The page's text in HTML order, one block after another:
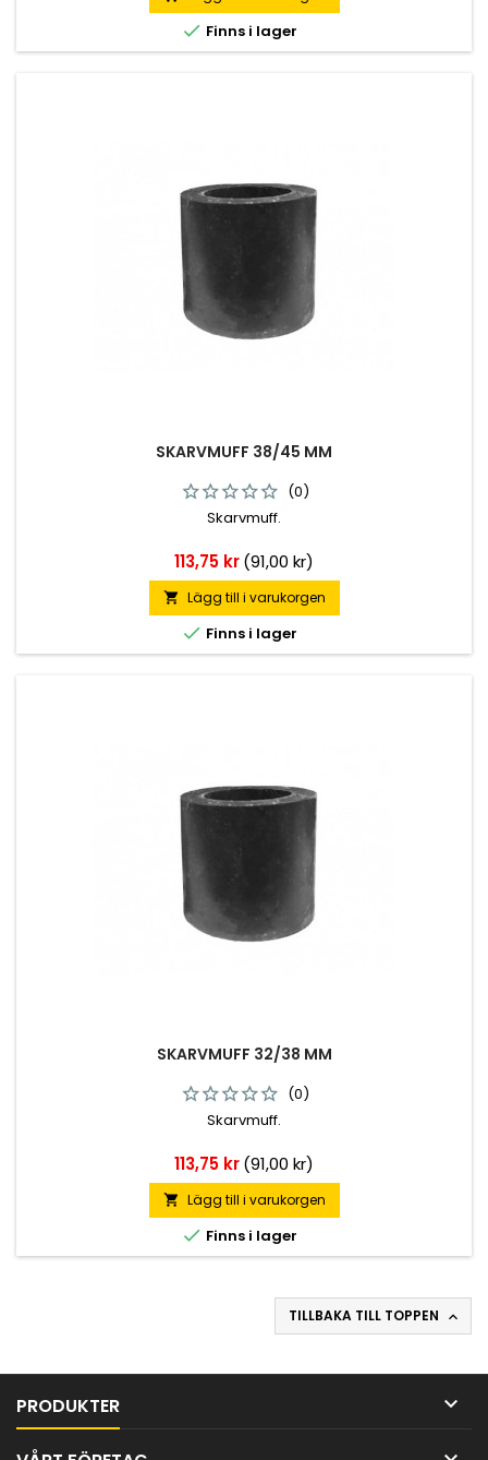
 Finns i lager
SKARVMUFF 38/45 MM
(0)
Skarvmuff.
Pris
113,75 kr(91,00 kr)
 Lägg till i varukorgen
 Finns i lager
SKARVMUFF 32/38 MM
(0)
Skarvmuff.
Pris
113,75 kr(91,00 kr)
 Lägg till i varukorgen
 Finns i lager
TILLBAKA TILL TOPPEN 
PRODUKTER 